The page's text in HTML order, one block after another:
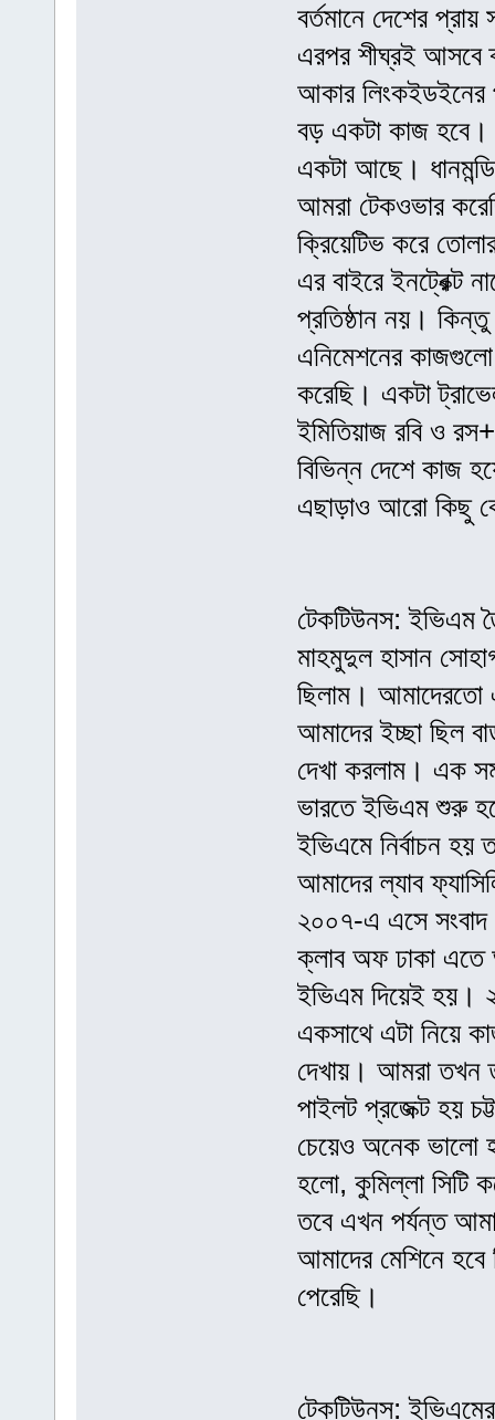
বর্তমানে দেশের
এরপর শীঘ্রই আসবে
আকার লিংকইডইনের
বড় একটা কাজ হবে।
একটা আছে।
আমরা টেকওভার
ক্রিয়েটিভ করে
এর বাইরে ইনট্রেক্ট
প্রতিষ্ঠান নয়।
এনিমেশনের
করেছি। একটা
ইমিতিয়াজ রবি ও
বিভিন্ন দেশে কাজ
এছাড়াও আরো কিছু
টেকটিউনস: ইভিএম
মাহমুদুল হাসান
ছিলাম। আমাদেরতো
আমাদের ইচ্ছা ছিল
দেখা করলাম। এক
ভারতে ইভিএম শুরু
ইভিএমে নির্বাচন
আমাদের ল্যাব
২০০৭-এ এসে সংবাদ
ক্লাব অফ ঢাকা এতে
ইভিএম দিয়েই হয়।
একসাথে এটা নিয়ে
দেখায়। আমরা তখন
পাইলট প্রজেক্ট হয়
চেয়েও অনেক ভালো
হলো, কুমিল্লা সিটি
তবে এখন পর্যন্ত
আমাদের মেশিনে
পেরেছি।
টেকটিউনস: